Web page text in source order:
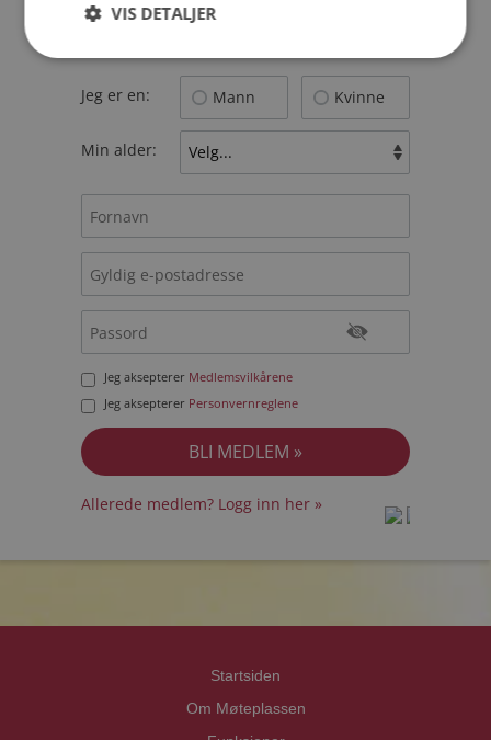
Bli medlem gratis!
Jeg er en: Mann Kvinne
Min alder:
Jeg aksepterer Medlemsvilkårene
Jeg aksepterer Personvernreglene
Allerede medlem? Logg inn her »
Startsiden
Om Møteplassen
VIS DETALJER